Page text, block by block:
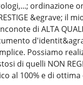
ordinazione
&egrave; il
di ALTA
Possiamo
di quelli NON
al 100% e di